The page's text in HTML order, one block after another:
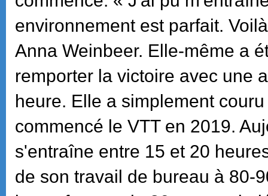
environnement est parfait.
Anna Weinbeer. Elle-même a
remporter la victoire avec une
heure. Elle a simplement
commencé le VTT en 2019.
s'entraîne entre 15 et 20
de son travail de bureau à 80-